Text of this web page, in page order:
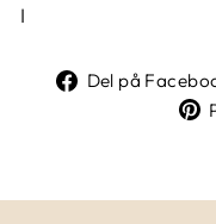
I
Del på